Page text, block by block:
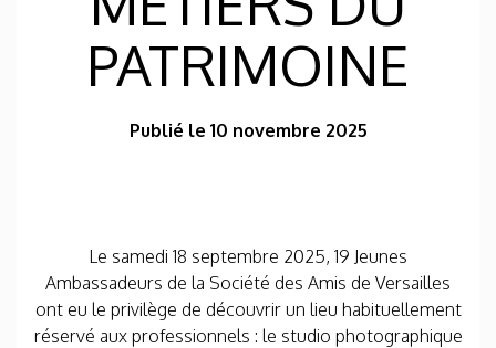
PATRIMOINE
Publié le 10 novembre 2025
Le samedi 18 septembre 2025, 19 Jeunes
Ambassadeurs de la Société des Amis de Versailles
ont eu le privilège de découvrir un lieu habituellement
réservé aux professionnels : le studio photographique